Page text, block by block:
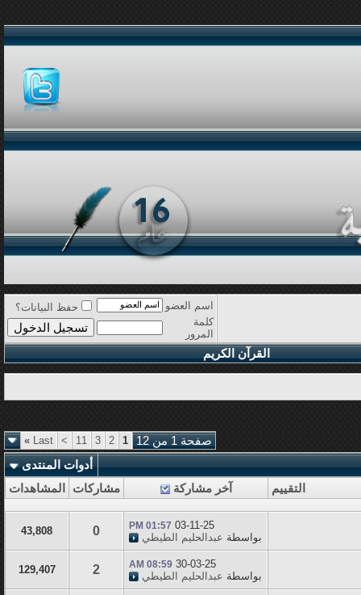
اسم العضو
حفظ البيانات؟
كلمة
المرور
القرآن الكريم
صفحة 1 من 12 1
2
3
11
>
Last
»
أدوات المنتدى
التقييم
آخر مشاركة مشاركات المشاهدات
03-11-25
01:57 PM
بواسطة عبدالحليم الطيطي 0
43,808
30-03-25
08:59 AM
بواسطة عبدالحليم الطيطي 2
129,407